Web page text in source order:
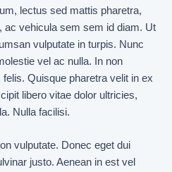
lectus sed mattis pharetra,
ac vehicula sem sem id diam. Ut
vulputate in turpis. Nunc
vel ac nulla. In non
Quisque pharetra velit in ex
libero vitae dolor ultricies,
Nulla facilisi.
vulputate. Donec eget dui
justo. Aenean in est vel